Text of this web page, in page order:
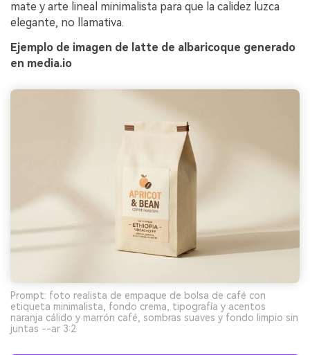
mate y arte lineal minimalista para que la calidez luzca
elegante, no llamativa.
Ejemplo de imagen de latte de albaricoque generado
en media.io
Prompt: foto realista de empaque de bolsa de café con
etiqueta minimalista, fondo crema, tipografía y acentos
naranja cálido y marrón café, sombras suaves y fondo limpio sin
juntas --ar 3:2